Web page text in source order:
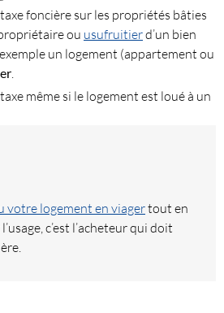
foncière sur les propriétés bâties
ou usufruitierd’un bien
un logement (appartement ou
même si le logement est loué à un
votre logement en viagertout en
c’est l’acheteur qui doit